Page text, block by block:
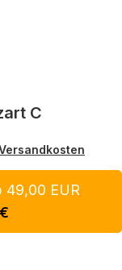
C
49,00 EUR
€